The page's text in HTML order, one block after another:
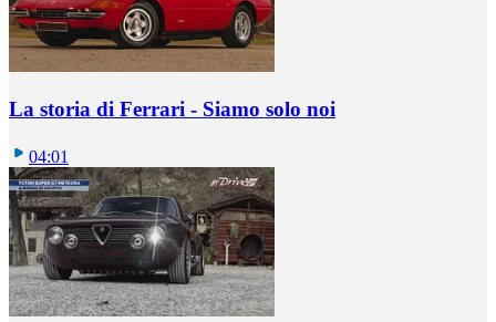
La storia di Ferrari - Siamo solo noi
04:01